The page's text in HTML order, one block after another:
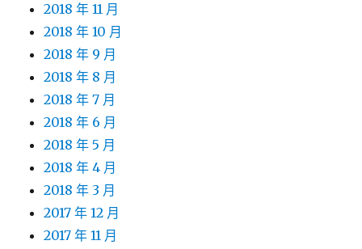
2018 年 11 月
2018 年 10 月
2018 年 9 月
2018 年 8 月
2018 年 7 月
2018 年 6 月
2018 年 5 月
2018 年 4 月
2018 年 3 月
2017 年 12 月
2017 年 11 月